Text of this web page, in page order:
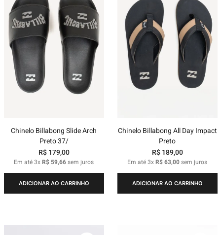
Chinelo Billabong Slide Arch
Preto 37/
R$ 179,00
Em até3xR$ 59,66sem juros
ADICIONAR AO CARRINHO
Chinelo Billabong All Day Impact
Preto
R$ 189,00
Em até3xR$63,00sem juros
ADICIONAR AO CARRINHO